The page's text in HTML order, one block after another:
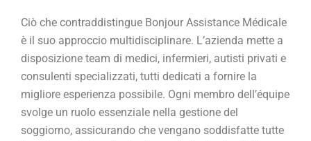
Ciò che contraddistingue Bonjour Assistance Médicale
è il suo approccio multidisciplinare. L’azienda mette a
disposizione team di medici, infermieri, autisti privati e
consulenti specializzati, tutti dedicati a fornire la
migliore esperienza possibile. Ogni membro dell’équipe
svolge un ruolo essenziale nella gestione del
soggiorno, assicurando che vengano soddisfatte tutte